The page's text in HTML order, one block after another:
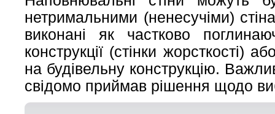
нетримальними (ненесучіми)
виконані як частково
конструкції (стінки жорсткості)
на будівельну конструкцію.
свідомо приймав рішення щодо